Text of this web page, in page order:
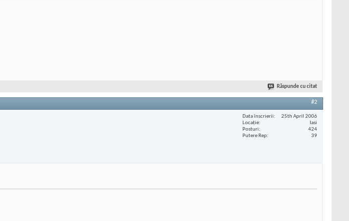
Răspunde cu citat
#2
Data înscrierii
25th April 2006
Locaţie
Iasi
Posturi
424
Putere Rep
39